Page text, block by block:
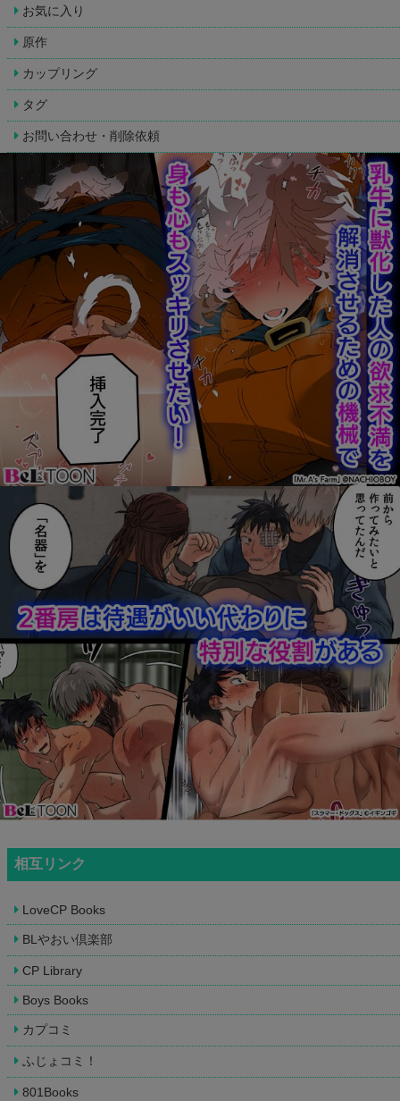
お気に入り
原作
カップリング
タグ
お問い合わせ・削除依頼
相互リンク
LoveCP Books
BLやおい倶楽部
CP Library
Boys Books
カプコミ
ふじょコミ！
801Books